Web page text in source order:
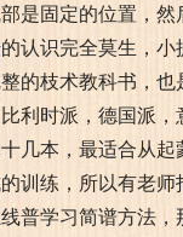
是固定的位置，
认识完全莫生，
的枝术教科书，
利时派，德国派
几本，最适合从
训练，所以有老
普学习简谱方法